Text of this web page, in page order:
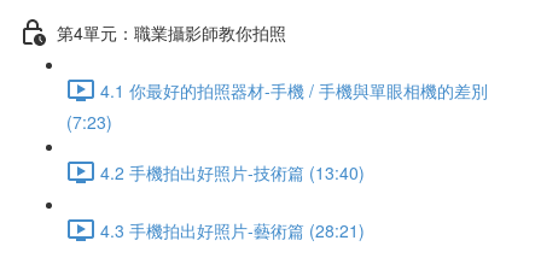
第4單元：職業攝影師教你拍照
4.1 你最好的拍照器材-手機 / 手機與單眼相機的差別
(7:23)
4.2 手機拍出好照片-技術篇 (13:40)
4.3 手機拍出好照片-藝術篇 (28:21)